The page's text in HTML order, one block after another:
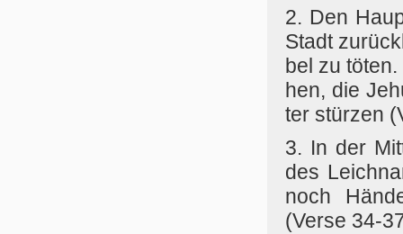
2. Den
Stadt
bel zu
hen, die
ter stür­zen
3. In der
des
noch
(Verse 34-